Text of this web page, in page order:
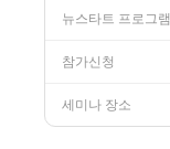
뉴스타트 프로그램
참가신청
세미나 장소